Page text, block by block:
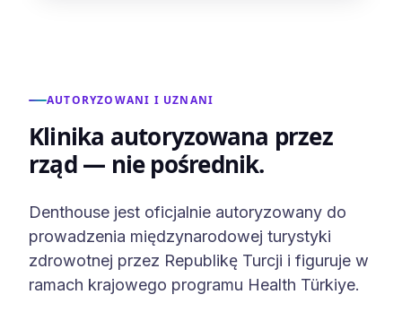
AUTORYZOWANI I UZNANI
Klinika autoryzowana przez
rząd — nie pośrednik.
Denthouse jest oficjalnie autoryzowany do
prowadzenia międzynarodowej turystyki
zdrowotnej przez Republikę Turcji i figuruje w
ramach krajowego programu Health Türkiye.